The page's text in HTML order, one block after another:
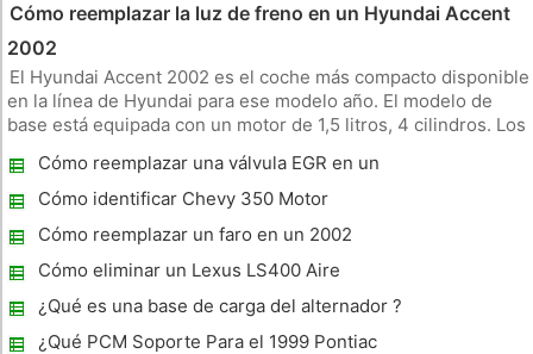
Cómo reemplazar la luz de freno en un Hyundai Accent
2002
El Hyundai Accent 2002 es el coche más compacto disponible
en la línea de Hyundai para ese modelo año. El modelo de
base está equipada con un motor de 1,5 litros, 4 cilindros. Los
un poco más grande. El Accent 2002 está disponible en dos
Cómo reemplazar una válvula EGR en un
Sebring 1998
Cómo identificar Chevy 350 Motor
Cómo reemplazar un faro en un 2002
Camry
Cómo eliminar un Lexus LS400 Aire
acondicionado Vent
¿Qué es una base de carga del alternador ?
¿Qué PCM Soporte Para el 1999 Pontiac